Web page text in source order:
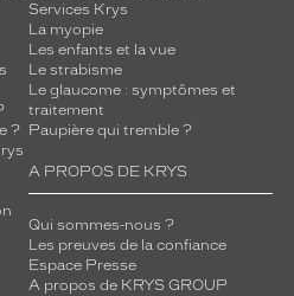
?
Services Krys
La myopie
Les enfants et la vue
Le strabisme
Le glaucome : symptômes et
traitement
Paupière qui tremble ?
A PROPOS DE KRYS
Qui sommes-nous ?
Les preuves de la confiance
Espace Presse
A propos de KRYS GROUP